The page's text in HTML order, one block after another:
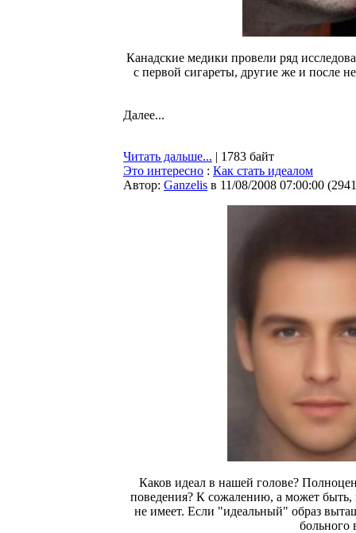
Канадские медики провели ряд
с первой сигареты, другие же и после
Далее...
Читать дальше... | 1783 байт
Это интересно : Как стать идеалом
Автор: Ganzelis в 11/08/2008 07:00:00 (
Каков идеал в нашей голове?
поведения? К сожалению, а может быть,
не имеет. Если "идеальный" образ
больного